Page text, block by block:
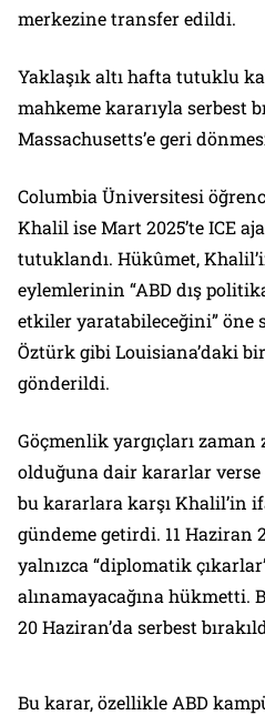
merkezine transfer edildi.
Yaklaşık altı hafta tutuklu
mahkeme kararıyla serbest
Massachusetts’e geri
Columbia Üniversitesi
Khalil ise Mart 2025’te ICE
tutuklandı. Hükûmet,
eylemlerinin “ABD dış
etkiler yaratabileceğini” öne
Öztürk gibi Louisiana’daki
gönderildi.
Göçmenlik yargıçları zaman
olduğuna dair kararlar verse
bu kararlara karşı Khalil’in
gündeme getirdi. 11 Haziran
yalnızca “diplomatik
alınamayacağına hükmetti.
20 Haziran’da serbest
Bu karar, özellikle ABD